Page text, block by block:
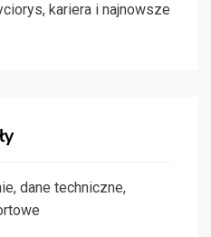
kariera i najnowsze
dane techniczne,